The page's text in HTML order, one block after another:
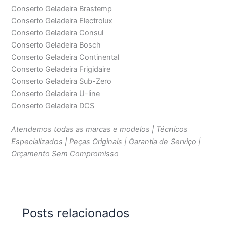
Conserto Geladeira Brastemp
Conserto Geladeira Electrolux
Conserto Geladeira Consul
Conserto Geladeira Bosch
Conserto Geladeira Continental
Conserto Geladeira Frigidaire
Conserto Geladeira Sub-Zero
Conserto Geladeira U-line
Conserto Geladeira DCS
Atendemos todas as marcas e modelos | Técnicos
Especializados | Peças Originais | Garantia de Serviço |
Orçamento Sem Compromisso
Posts relacionados